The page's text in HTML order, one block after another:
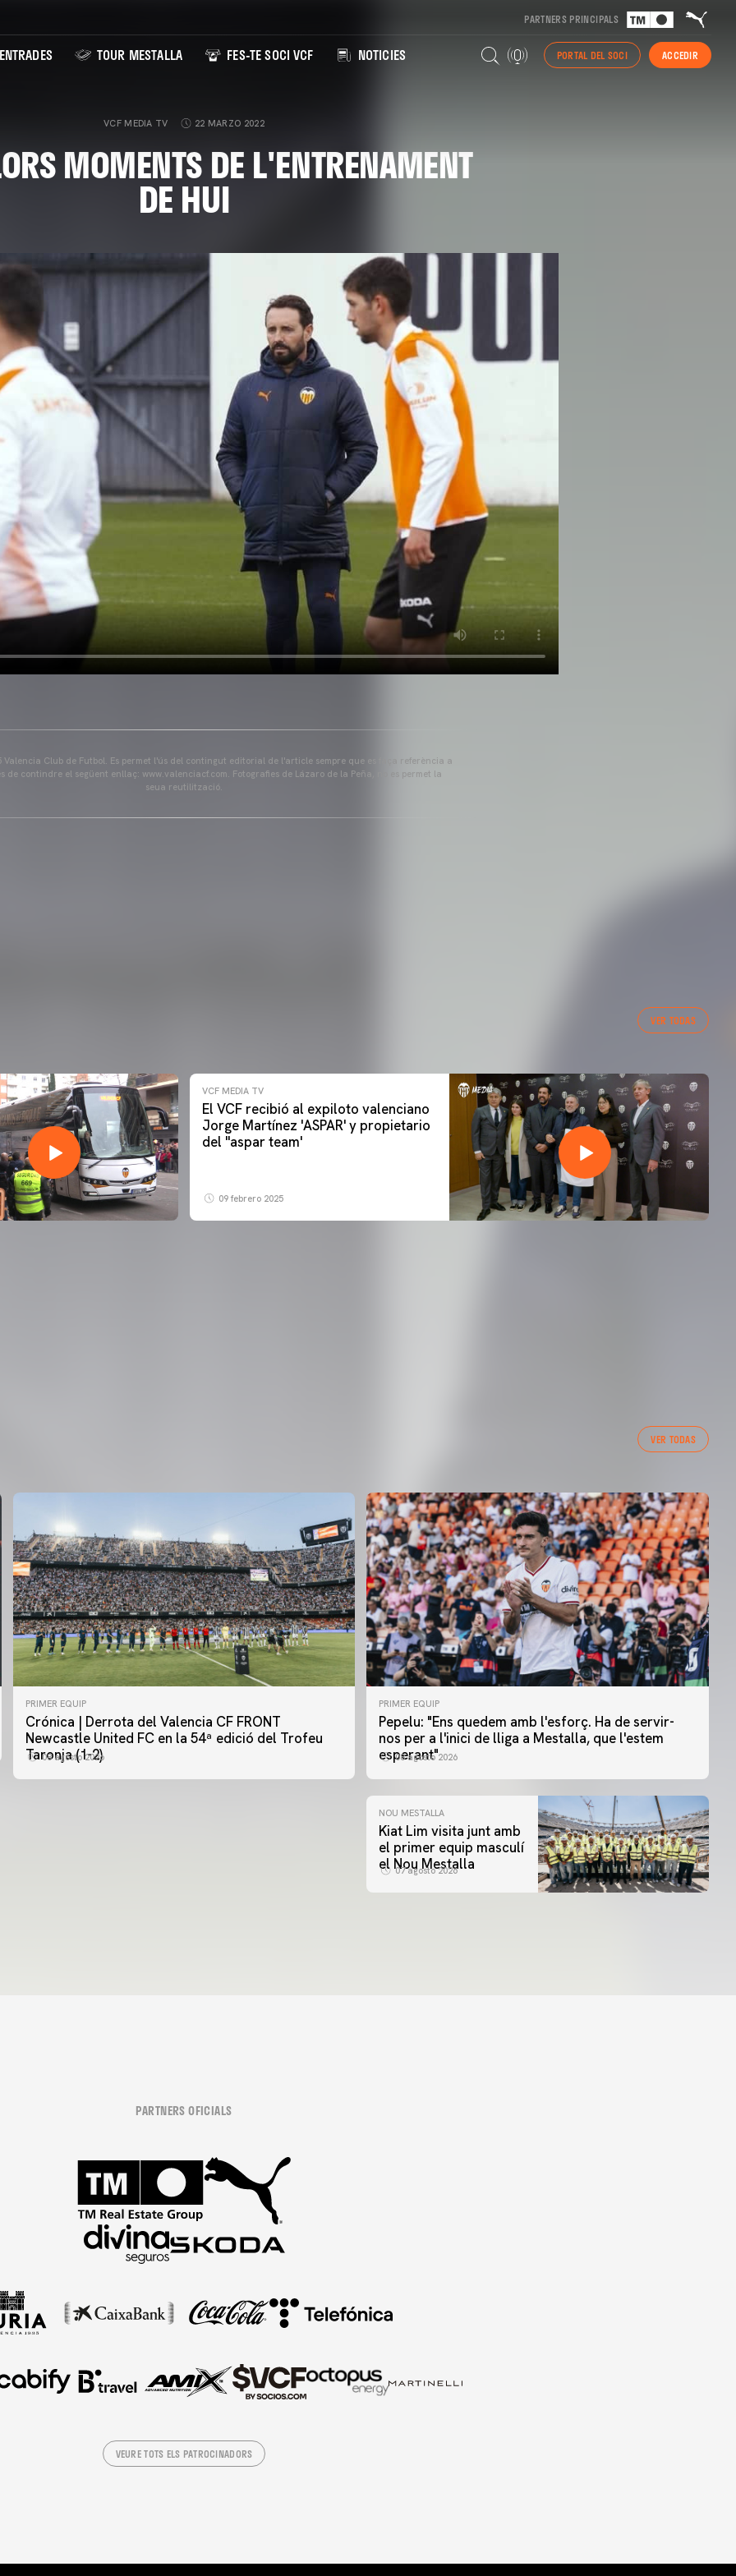
PARTNERS PRINCIPALS
ENTRADES TOUR MESTALLA FES-TE SOCI VCF NOTICIES PORTAL DEL SOCI ACCEDIR
VCF MEDIA TV 22 MARZO 2022
MOMENTS DE L'ENTRENAMENT
DE HUI
Valencia Club de Futbol. Es permet l'ús del contingut editorial de l'article sempre que es faça referència a
de contindre el següent enllaç: www.valenciacf.com. Fotografies de Lázaro de la Peña, no es permet la
seua reutilització.
VER TODAS
VCF MEDIA TV
El VCF recibió al expiloto valenciano
Jorge Martínez 'ASPAR' y propietario
del ''aspar team'
09 febrero 2025
VER TODAS
PRIMER EQUIP
Crónica | Derrota del Valencia CF FRONT
Newcastle United FC en la 54ª edició del Trofeu
Taronja (1-2)
08 agosto 2026
PRIMER EQUIP
Pepelu: "Ens quedem amb l'esforç. Ha de servir-
nos per a l'inici de lliga a Mestalla, que l'estem
esperant"
08 agosto 2026
PRIMER EQUIP
MESTALLA 📍
NOU MESTALLA
Kiat Lim visita junt amb
el primer equip masculí
el Nou Mestalla
07 agosto 2026
PARTNERS OFICIALS
VEURE TOTS ELS PATROCINADORS